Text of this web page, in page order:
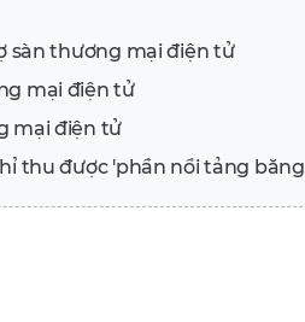
sàn thương mại điện tử
mại điện tử
mại điện tử
thu được 'phần nổi tảng băng'